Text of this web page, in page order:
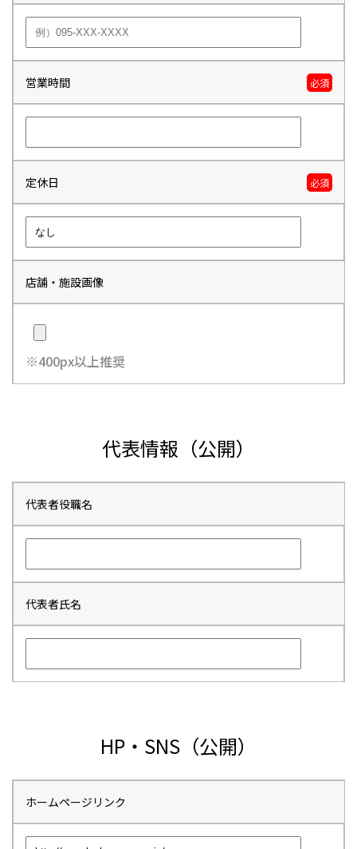
営業時間 必須
定休日 必須
店舗・施設画像
※400px以上推奨
代表情報（公開）
代表者役職名
代表者氏名
HP・SNS（公開）
ホームページリンク